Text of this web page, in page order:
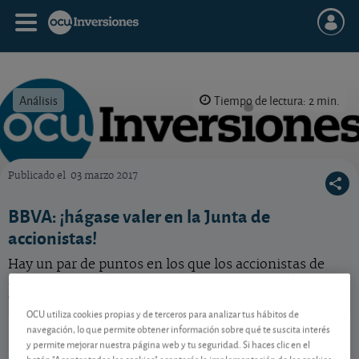
Análisis Tiempo de lectura: 2 min.
Publicado el 03 marzo 2017
BBVA: ¡hágase valer en la Junta de
accionistas!
Hay un par de puntos en los que los accionistas de
BBVA no deberían ceder en la Junta. Sepa cuáles y por
BBVA
ES0113211835
24,59 EUR
-
OCU utiliza cookies propias y de terceros para analizar tus hábitos de
navegación, lo que permite obtener información sobre qué te suscita interés
y permite mejorar nuestra página web y tu seguridad. Si haces clic en el